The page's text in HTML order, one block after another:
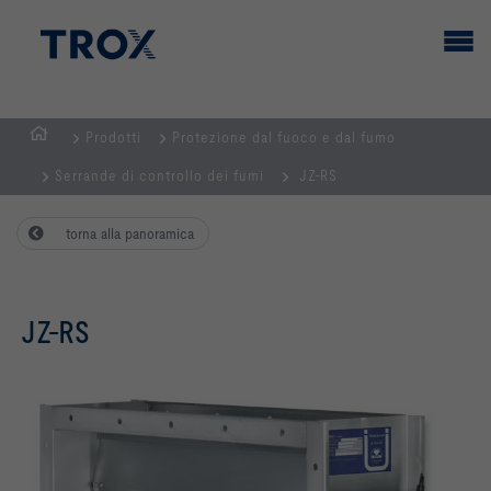
Prodotti Protezione dal fuoco e dal fumo
Serrande di controllo dei fumi JZ-RS
torna alla panoramica
JZ-RS